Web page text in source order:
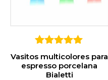
5
sobre 5
Vasitos multicolores para
espresso porcelana
Bialetti